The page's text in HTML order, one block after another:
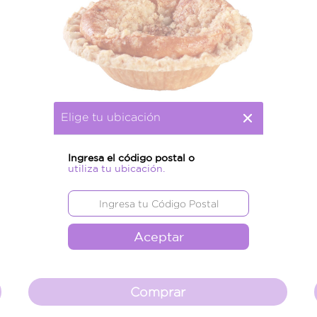
Elige tu ubicación
Ingresa el código postal o
utiliza tu ubicación.
Aceptar
Pay De Manzana C/Queso Chico
Pays Chicos
$ 66.00
Comprar